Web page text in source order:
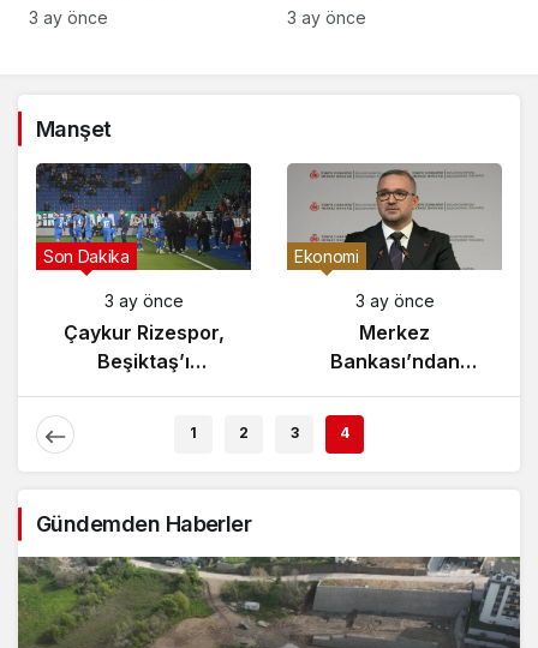
Hamlesi!
3 ay önce
Reddedildi!
3 ay önce
Manşet
Gündem
3 ay önce
Yunanistan’da
Zeybek Tartışması
Alevlendi!
Son Dakika
3 ay önce
Çaykur Rizespor,
Beşiktaş’ı
Ağırlıyor!
1 2 3 4
Gündemden Haberler